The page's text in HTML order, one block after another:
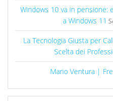
Windows 10 va in pensione:
a Windows 11
La Tecnologia Giusta per
Scelta dei
Mario Ventura |